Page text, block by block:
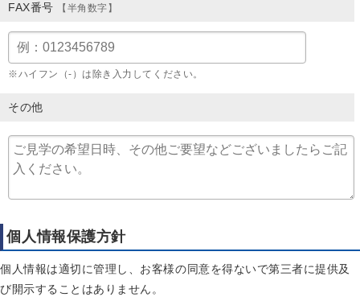
FAX番号 【半角数字】
※ハイフン（-）は除き入力してください。
その他
個人情報保護方針
個人情報は適切に管理し、お客様の同意を得ないで第三者に提供及
び開示することはありません。